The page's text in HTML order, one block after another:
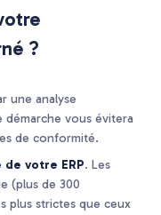
?
une analyse
vous évitera
de conformité.
votre ERP. Les
(plus de 300
plus strictes que ceux